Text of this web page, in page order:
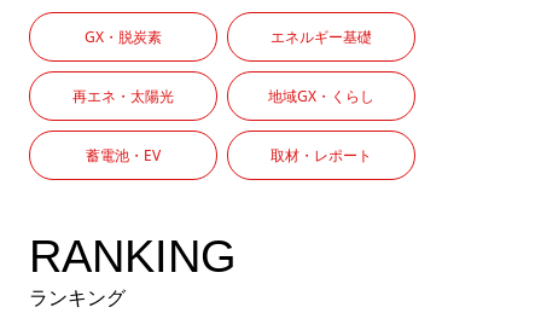
GX・脱炭素 エネルギー基礎
再エネ・太陽光 地域GX・くらし
蓄電池・EV 取材・レポート
RANKING
ランキング